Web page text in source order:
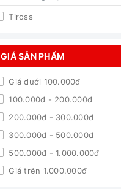
Tiross
GIÁ SẢN PHẨM
Giá dưới 100.000đ
100.000đ - 200.000đ
200.000đ - 300.000đ
300.000đ - 500.000đ
500.000đ - 1.000.000đ
Giá trên 1.000.000đ